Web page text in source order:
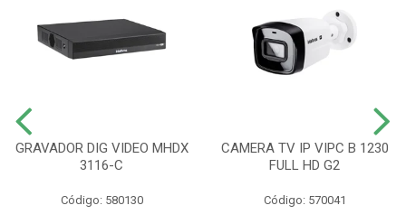
GRAVADOR DIG VIDEO MHDX
3116-C
Código: 580130
CAMERA TV IP VIPC B 1230
FULL HD G2
Código: 570041